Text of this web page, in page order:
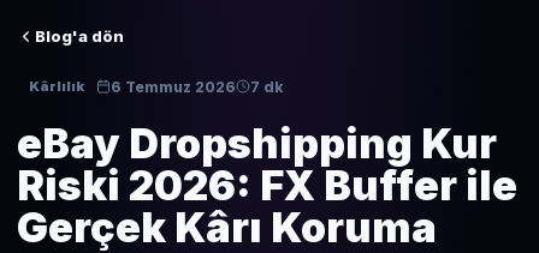
Blog'a dön
Kârlılık 6 Temmuz 2026 7 dk
eBay Dropshipping Kur
Riski 2026: FX Buffer ile
Gerçek Kârı Koruma